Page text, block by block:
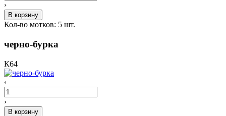
›
В корзину
Кол-во мотков: 5 шт.
черно-бурка
К64
‹
›
В корзину